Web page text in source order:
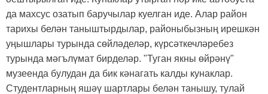
да махсус озатып баручылар куелган иде. Алар район
тарихы белән таныштырдылар, районыбызның ирешкән
уңышлары турында сөйләделәр, күрсәткечләребез
турында мәгълүмат бирделәр. "Туган якны өйрәнү"
музеенда булудан да бик кәнагать калды кунаклар.
Студентларның яшәү шартлары белән танышу, тулай